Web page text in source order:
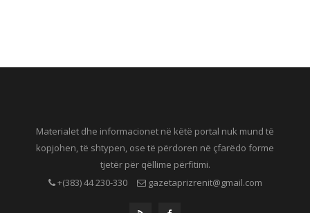
Materialet dhe informacionet në këtë portal nuk mund të
kopjohen, të shtypen, ose të përdoren në çfarëdo forme
tjetër për qëllime përfitimi.
+(383) 44 230-330
gazetaprizrenit@gmail.com